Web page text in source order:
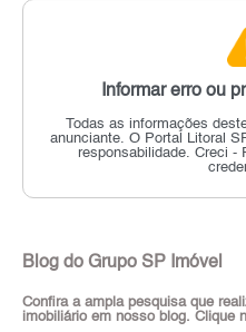
Informar erro ou
Todas as informações
anunciante. O Portal Litoral
responsabilidade. Creci -
Blog do Grupo SP Imóvel
Confira a ampla pesquisa que
imobiliário em nosso blog. Clique